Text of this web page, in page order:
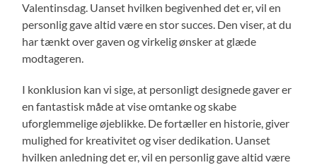
Valentinsdag. Uanset hvilken begivenhed det er, vil en
personlig gave altid være en stor succes. Den viser, at du
har tænkt over gaven og virkelig ønsker at glæde
modtageren.
I konklusion kan vi sige, at personligt designede gaver er
en fantastisk måde at vise omtanke og skabe
uforglemmelige øjeblikke. De fortæller en historie, giver
mulighed for kreativitet og viser dedikation. Uanset
hvilken anledning det er, vil en personlig gave altid være